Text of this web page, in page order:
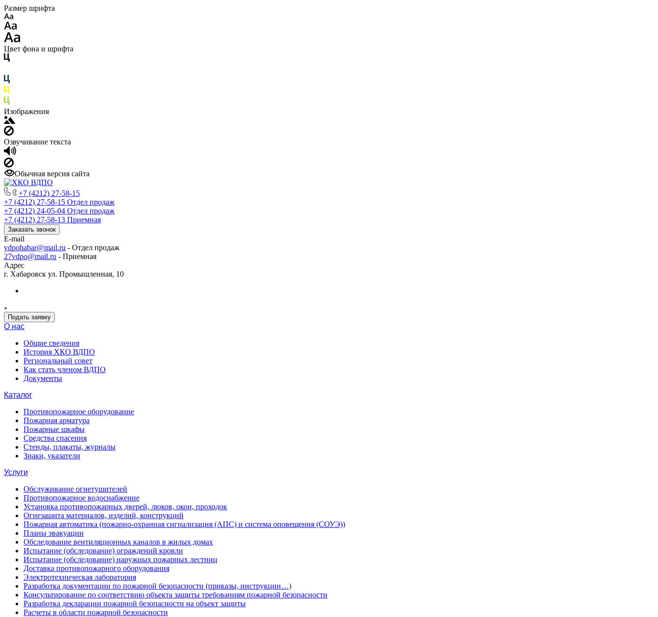
Размер шрифта
Цвет фона и шрифта
Изображения
Озвучивание текста
Обычная версия сайта
+7 (4212) 27-58-15
+7 (4212) 27-58-15 Отдел продаж
+7 (4212) 24-05-04 Отдел продаж
+7 (4212) 27-58-13 Приемная
Заказать звонок
E-mail
vdpohabar@mail.ru - Отдел продаж
27vdpo@mail.ru - Приемная
Адрес
г. Хабаровск ул. Промышленная, 10
Подать заявку
О нас
Общие сведения
История ХКО ВДПО
Региональный совет
Как стать членом ВДПО
Документы
Каталог
Противопожарное оборудование
Пожарная арматура
Пожарные шкафы
Средства спасения
Стенды, плакаты, журналы
Знаки, указатели
Услуги
Обслуживание огнетушителей
Противопожарное водоснабжение
Установка противопожарных дверей, люков, окон, проходок
Огнезащита материалов, изделий, конструкций
Пожарная автоматика (пожарно-охранная сигнализация (АПС) и система оповещения (СОУЭ))
Планы эвакуации
Обследование вентиляционных каналов в жилых домах
Испытание (обследование) ограждений кровли
Испытание (обследование) наружных пожарных лестниц
Доставка противопожарного оборудования
Электротехническая лаборатория
Разработка документации по пожарной безопасности (приказы, инструкции…)
Консультирование по соответствию объекта защиты требованиям пожарной безопасности
Разработка декларации пожарной безопасности на объект защиты
Расчеты в области пожарной безопасности